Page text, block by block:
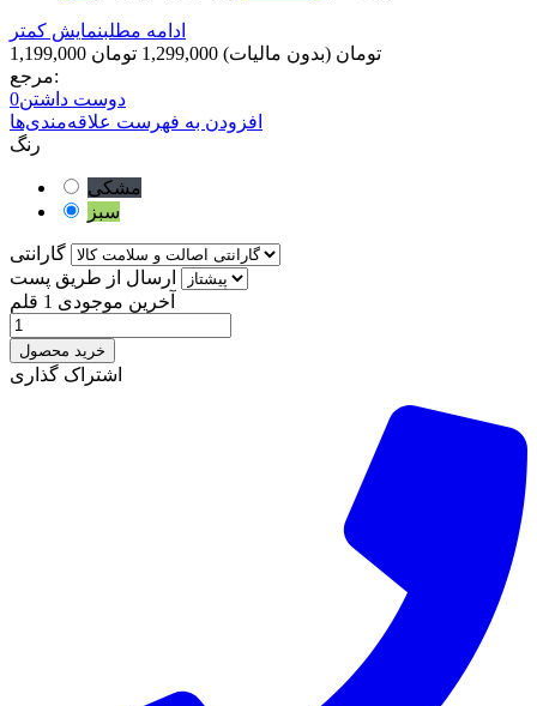
ادامه مطلبنمایش کمتر
1,199,000 تومان (بدون مالیات) 1,299,000 تومان
مرجع:
دوست داشتن0
افزودن به فهرست علاقه‌مندی‌ها
رنگ
مشکی
سبز
گارانتی
ارسال از طریق پست
آخرین موجودی 1 قلم
خرید محصول
اشتراک گذاری